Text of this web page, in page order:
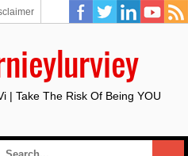
| Take The Risk Of Being YOU